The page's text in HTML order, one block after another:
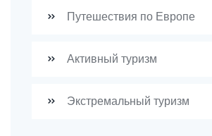
Путешествия по Европе
Активный туризм
Экстремальный туризм